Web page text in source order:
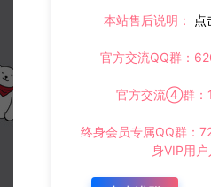
本站售后说明： 点
官方交流QQ群：
官方交流④群：
终身会员专属QQ群：
身VIP用户